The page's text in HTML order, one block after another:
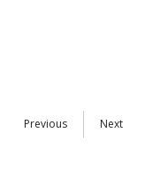
Previous Next